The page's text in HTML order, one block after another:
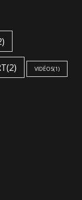
(2) VIDÉOS(1)